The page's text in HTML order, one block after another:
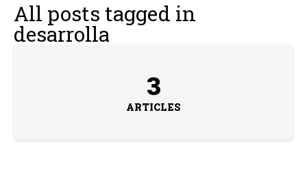
All posts tagged in
desarrolla
3
ARTICLES